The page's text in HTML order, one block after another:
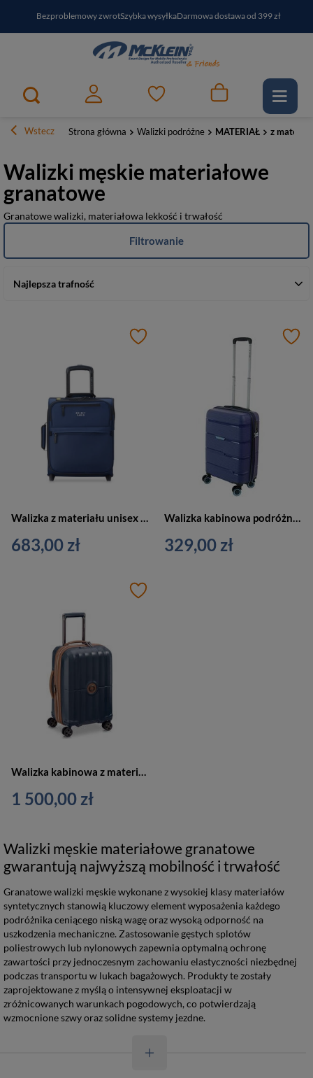
Bezproblemowy zwrotSzybka wysyłkaDarmowa dostawa od 399 zł
PayPo - kup i zapłać za30 dniZapisz się do newslettera i odbierz RABAT
Wstecz Strona główna Walizki podróżne MATERIAŁ z
Walizki męskie materiałowe
granatowe
Granatowe walizki, materiałowa lekkość i trwałość
Najlepsza trafność
Filtrowanie
Walizka z materiału unisex Delsey Maubert 2.0 kabinowa 45 cm granatowa
683,00 zł
Walizka kabinowa podróżna z materiału unisex Dielle 170 50 BL mała granatowa
329,00 zł
1 500,00 zł
Walizki męskie materiałowe granatowe
gwarantują najwyższą mobilność i trwałość
Granatowe walizki męskie wykonane z wysokiej klasy materiałów
syntetycznych stanowią kluczowy element wyposażenia każdego
podróżnika ceniącego niską wagę oraz wysoką odporność na
uszkodzenia mechaniczne. Zastosowanie gęstych splotów
poliestrowych lub nylonowych zapewnia optymalną ochronę
zawartości przy jednoczesnym zachowaniu elastyczności niezbędnej
podczas transportu w lukach bagażowych. Produkty te zostały
zaprojektowane z myślą o intensywnej eksploatacji w
zróżnicowanych warunkach pogodowych, co potwierdzają
wzmocnione szwy oraz solidne systemy jezdne.